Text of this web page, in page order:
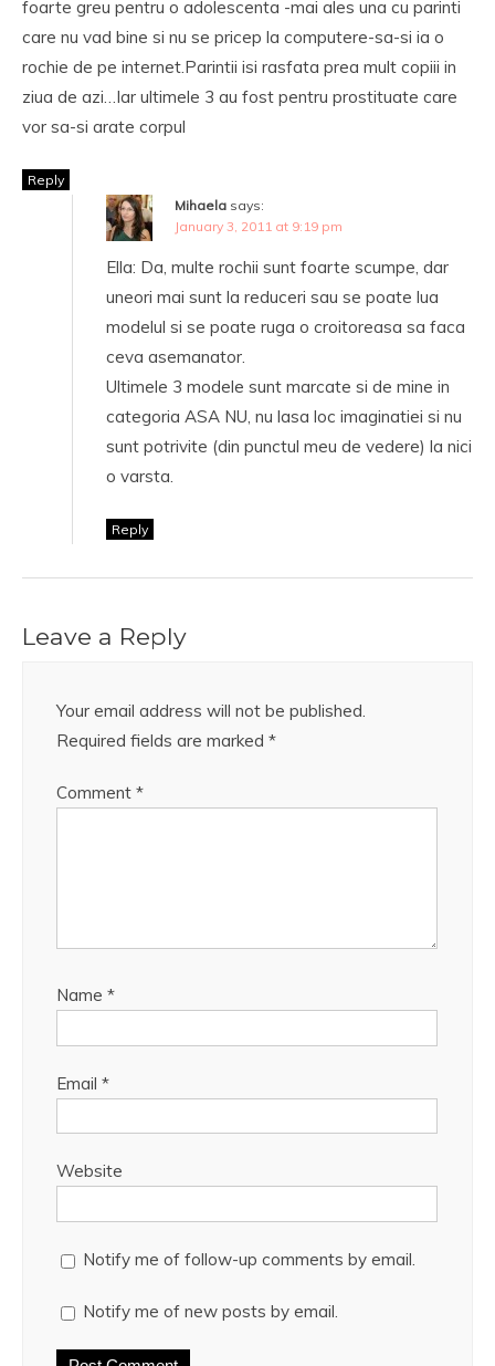
foarte greu pentru o adolescenta -mai ales una cu parinti
care nu vad bine si nu se pricep la computere-sa-si ia o
rochie de pe internet.Parintii isi rasfata prea mult copiii in
ziua de azi…Iar ultimele 3 au fost pentru prostituate care
vor sa-si arate corpul
Reply
Mihaela says:
January 3, 2011 at 9:19 pm
Ella: Da, multe rochii sunt foarte scumpe, dar
uneori mai sunt la reduceri sau se poate lua
modelul si se poate ruga o croitoreasa sa faca
ceva asemanator.
Ultimele 3 modele sunt marcate si de mine in
categoria ASA NU, nu lasa loc imaginatiei si nu
sunt potrivite (din punctul meu de vedere) la nici
o varsta.
Reply
Leave a Reply
Your email address will not be published.
Required fields are marked *
Comment *
Name *
Email *
Website
Notify me of follow-up comments by email.
Notify me of new posts by email.